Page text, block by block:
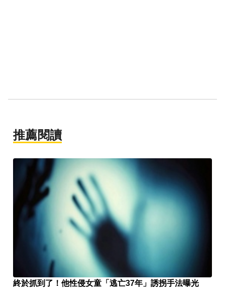
推薦閱讀
終於抓到了！他性侵女童「逃亡37年」誘拐手法曝光